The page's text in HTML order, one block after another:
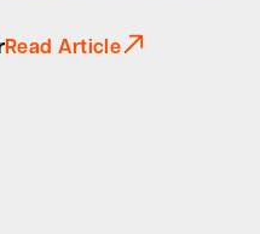
Read Article